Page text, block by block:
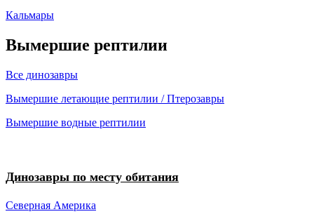
Кальмары
Вымершие рептилии
Все динозавры
Вымершие летающие рептилии / Птерозавры
Вымершие водные рептилии
Динозавры по месту обитания
Северная Америка